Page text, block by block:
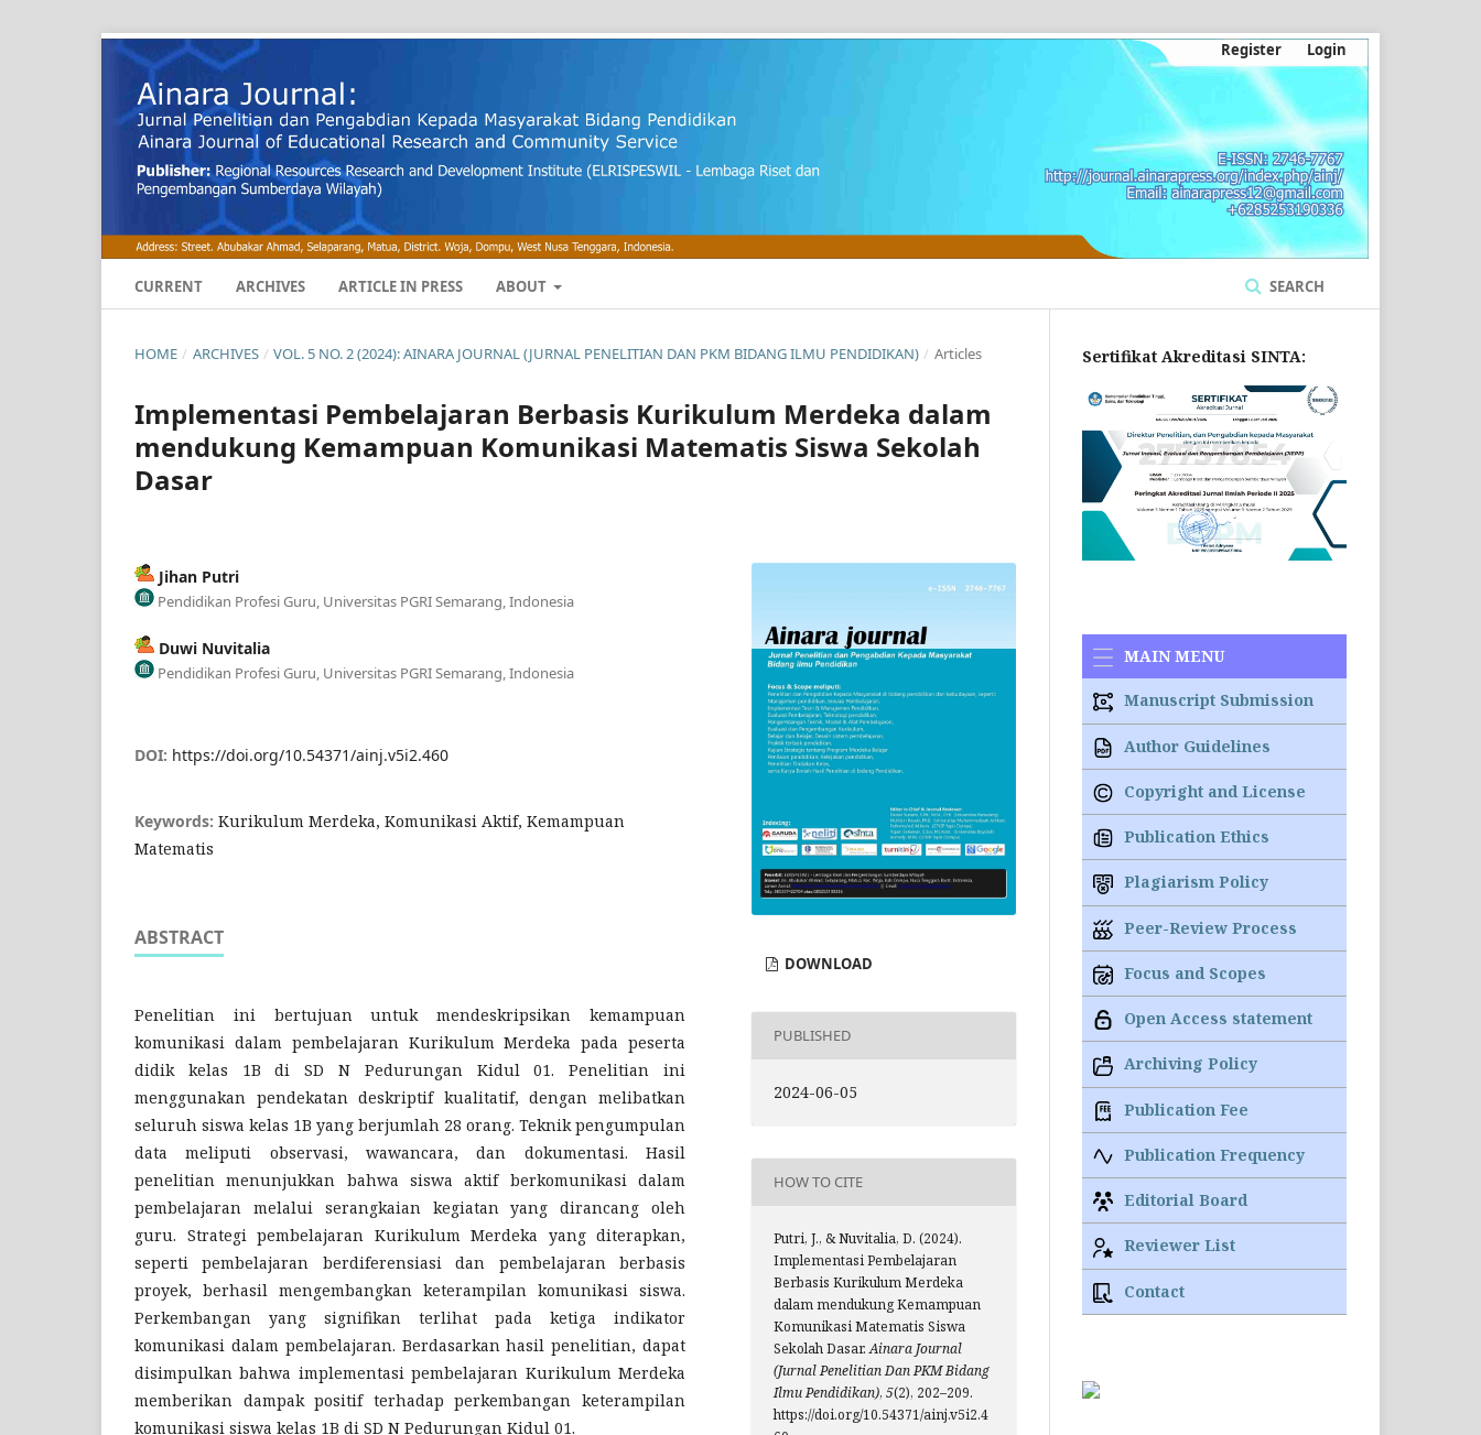
CURRENT ARCHIVES ARTICLE IN PRESS ABOUT SEARCH
Register Login
HOME / ARCHIVES / VOL. 5 NO. 2 (2024): AINARA JOURNAL (JURNAL PENELITIAN DAN PKM BIDANG ILMU PENDIDIKAN) / Articles
Implementasi Pembelajaran Berbasis Kurikulum Merdeka dalam
mendukung Kemampuan Komunikasi Matematis Siswa Sekolah
Dasar
Jihan Putri
Pendidikan Profesi Guru, Universitas PGRI Semarang, Indonesia
Duwi Nuvitalia
Pendidikan Profesi Guru, Universitas PGRI Semarang, Indonesia
DOI: https://doi.org/10.54371/ainj.v5i2.460
Keywords: Kurikulum Merdeka, Komunikasi Aktif, Kemampuan
Matematis
ABSTRACT
Penelitian ini bertujuan untuk mendeskripsikan kemampuan
komunikasi dalam pembelajaran Kurikulum Merdeka pada peserta
didik kelas 1B di SD N Pedurungan Kidul 01. Penelitian ini
menggunakan pendekatan deskriptif kualitatif, dengan melibatkan
seluruh siswa kelas 1B yang berjumlah 28 orang. Teknik pengumpulan
data meliputi observasi, wawancara, dan dokumentasi. Hasil
penelitian menunjukkan bahwa siswa aktif berkomunikasi dalam
pembelajaran melalui serangkaian kegiatan yang dirancang oleh
guru. Strategi pembelajaran Kurikulum Merdeka yang diterapkan,
seperti pembelajaran berdiferensiasi dan pembelajaran berbasis
proyek, berhasil mengembangkan keterampilan komunikasi siswa.
Perkembangan yang signifikan terlihat pada ketiga indikator
komunikasi dalam pembelajaran. Berdasarkan hasil penelitian, dapat
disimpulkan bahwa implementasi pembelajaran Kurikulum Merdeka
memberikan dampak positif terhadap perkembangan keterampilan
komunikasi siswa kelas 1B di SD N Pedurungan Kidul 01.
DOWNLOAD
PUBLISHED
2024-06-05
HOW TO CITE
Putri, J., & Nuvitalia, D. (2024).
Implementasi Pembelajaran
Berbasis Kurikulum Merdeka
dalam mendukung Kemampuan
Komunikasi Matematis Siswa
Sekolah Dasar.Ainara Journal
(Jurnal Penelitian Dan PKM Bidang
Ilmu Pendidikan), 5(2), 202–209.
https://doi.org/10.54371/ainj.v5i2.4
Sertifikat Akreditasi SINTA:
MAIN MENU
Manuscript Submission
Author Guidelines
Copyright and License
Publication Ethics
Plagiarism Policy
Peer-Review Process
Focus and Scopes
Open Access statement
Archiving Policy
Publication Fee
Publication Frequency
Editorial Board
Reviewer List
Contact